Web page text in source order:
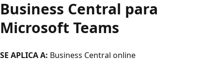
Business Central para
Microsoft Teams
SE APLICA A: Business Central online